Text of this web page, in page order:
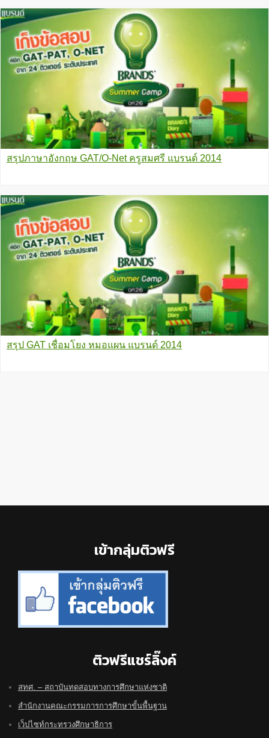
สรุปภาษาอังกฤษ GAT/O-Net ครูสมศรี แบรนด์ 2014
สรุป GAT เชื่อมโยง หมอแผน แบรนด์ 2014
เข้ากลุ่มติวฟรี
ติวฟรีแชร์ลิ๊งค์
สทศ. – สถาบันทดสอบทางการศึกษาแห่งชาติ
สำนักงานคณะกรรมการการศึกษาขั้นพื้นฐาน
เว็ปไซท์กระทรวงศึกษาธิการ